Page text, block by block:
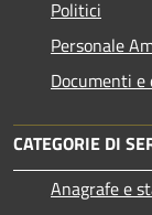
Politici
Personale
Documenti e
CATEGORIE DI
Anagrafe e